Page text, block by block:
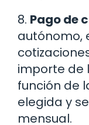
8. Pago de
autónomo,
importe de
función de
elegida y
mensual.